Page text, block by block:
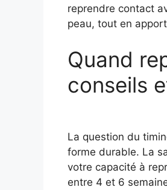
reprendre contact
peau, tout en
Quand
conseils
La question du
forme durable. La
votre capacité à
entre 4 et 6